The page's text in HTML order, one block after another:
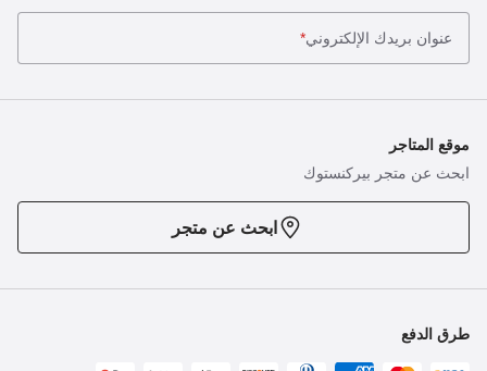
عنوان بريدك الإلكتروني*
موقع المتاجر
ابحث عن متجر بيركنستوك
ابحث عن متجر
طرق الدفع